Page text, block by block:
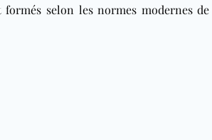
formés selon les normes modernes